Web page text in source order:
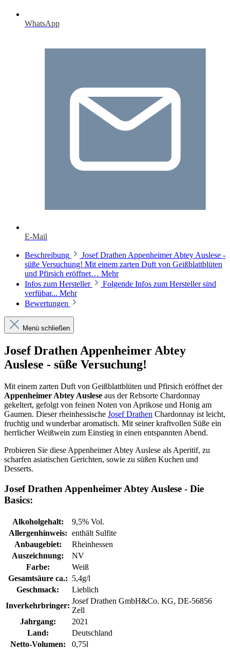
WhatsApp
E-Mail
Beschreibung
Josef Drathen Appenheimer Abtey Auslese -
süße Versuchung! Mit einem zarten Duft von Geißblattblüten
und Pfirsich eröffnet… Mehr
Infos zum Hersteller
Folgende Infos zum Hersteller sind
verfübar... Mehr
Bewertungen
Menü schließen
Josef Drathen Appenheimer Abtey
Auslese - süße Versuchung!
Mit einem zarten Duft von Geißblattblüten und Pfirsich eröffnet der
Appenheimer Abtey Auslese aus der Rebsorte Chardonnay
gekeltert, gefolgt von feinen Noten von Aprikose und Honig am
Gaumen. Dieser rheinhessische Josef Drathen Chardonnay ist leicht,
fruchtig und wunderbar aromatisch. Mit seiner kraftvollen Süße ein
herrlicher Weißwein zum Einstieg in einen entspannten Abend.
Probieren Sie diese Appenheimer Abtey Auslese als Aperitif, zu
scharfen asiatischen Gerichten, sowie zu süßen Kuchen und
Desserts.
Josef Drathen Appenheimer Abtey Auslese - Die
Basics:
Alkoholgehalt:
9,5% Vol.
Allergenhinweis: enthält Sulfite
Anbaugebiet:
Rheinhessen
Auszeichnung:
NV
Farbe:
Weiß
Gesamtsäure ca.: 5,4g/l
Geschmack:
Lieblich
Inverkehrbringer:
Josef Drathen GmbH&Co. KG, DE-56856
Zell
Jahrgang:
2021
Land:
Deutschland
Netto-Volumen:
0,75l